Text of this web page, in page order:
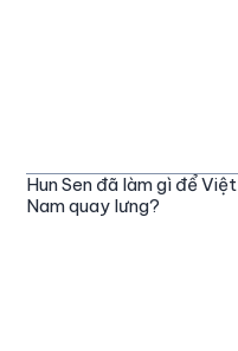
Hun Sen đã làm gì để Việt
Nam quay lưng?